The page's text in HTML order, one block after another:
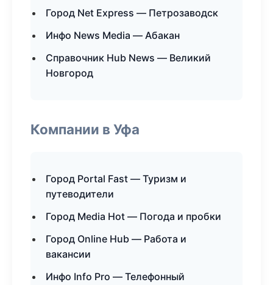
Город Net Express — Петрозаводск
Инфо News Media — Абакан
Справочник Hub News — Великий
Новгород
Компании в Уфа
Город Portal Fast — Туризм и
путеводители
Город Media Hot — Погода и пробки
Город Online Hub — Работа и
вакансии
Инфо Info Pro — Телефонный